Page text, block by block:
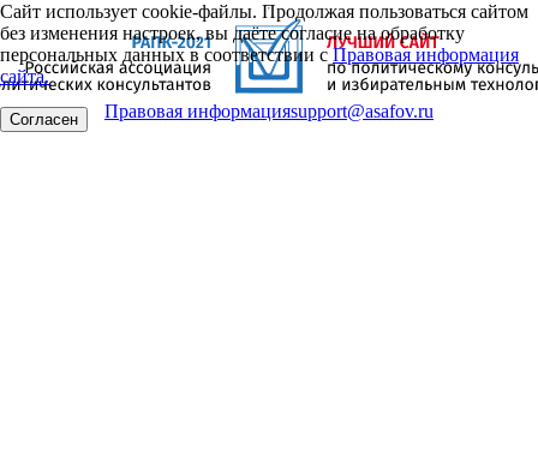
Сайт использует cookie-файлы. Продолжая пользоваться сайтом
без изменения настроек, вы даёте согласие на обработку
персональных данных в соответствии сПравовая информация
сайта.
Согласен Правовая информацияsupport@asafov.ru